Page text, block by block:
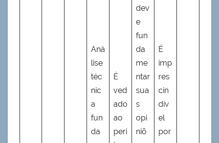
Aná
lise
téc
nic
a
fun
da
É
ved
ado
ao
peri
dev
e
fun
da
me
ntar
sua
s
opi
niõ
É
imp
res
cin
dív
el
por